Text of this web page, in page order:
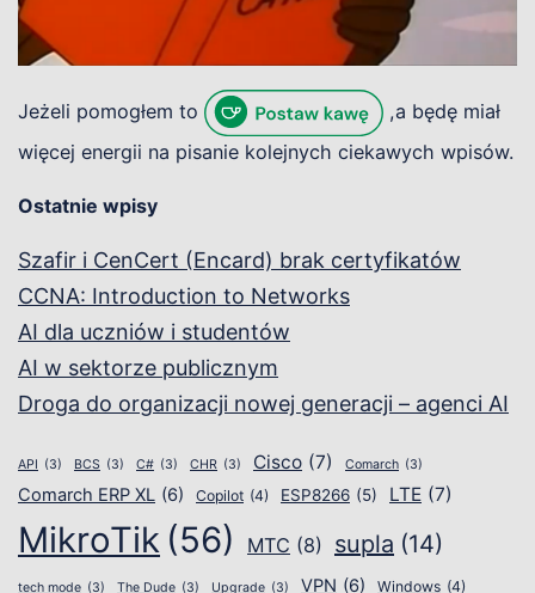
Jeżeli pomogłem to
,a będę miał
więcej energii na pisanie kolejnych ciekawych wpisów.
Ostatnie wpisy
Szafir i CenCert (Encard) brak certyfikatów
CCNA: Introduction to Networks
AI dla uczniów i studentów
AI w sektorze publicznym
Droga do organizacji nowej generacji – agenci AI
API (3) BCS (3) C# (3) CHR (3) Cisco (7) Comarch (3)
Comarch ERP XL (6) Copilot (4) ESP8266 (5) LTE (7)
MikroTik (56) MTC (8) supla (14)
tech mode (3) The Dude (3) Upgrade (3) VPN (6) Windows (4)